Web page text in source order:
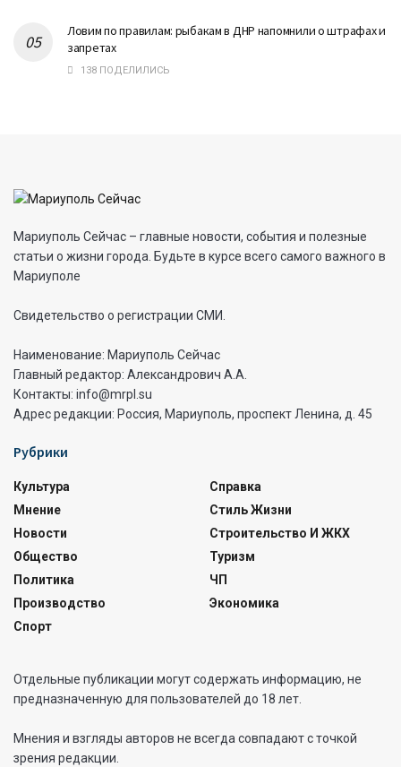
Ловим по правилам: рыбакам в ДНР напомнили о штрафах и
запретах
138 ПОДЕЛИЛИСЬ
Мариуполь Сейчас – главные новости, события и полезные
статьи о жизни города. Будьте в курсе всего самого важного в
Мариуполе
Свидетельство о регистрации СМИ.
Наименование: Мариуполь Сейчас
Главный редактор: Александрович А.А.
Контакты: info@mrpl.su
Адрес редакции: Россия, Мариуполь, проспект Ленина, д. 45
Рубрики
Культура
Мнение
Новости
Общество
Политика
Производство
Спорт
Справка
Стиль Жизни
Строительство И ЖКХ
Туризм
ЧП
Экономика
Отдельные публикации могут содержать информацию, не
предназначенную для пользователей до 18 лет.
Мнения и взгляды авторов не всегда совпадают с точкой
зрения редакции.